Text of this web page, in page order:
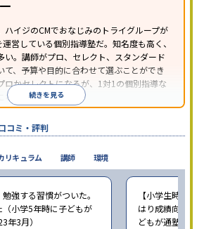
ハイジのCMでおなじみのトライグループが
営している個別指導塾だ。知名度も高く、
い。講師がプロ、セレクト、スタンダード
て、予算や目的に合わせて選ぶことができ
ロかセレクトになるが、1対1の個別指導な
なる。続きを見る
コミ・評判
強する習慣がついた。
小学5年時に子どもが
年3月）
【小学生時の通
はり成績向上に
どもが通塾。回
リキュラム 講師 環境